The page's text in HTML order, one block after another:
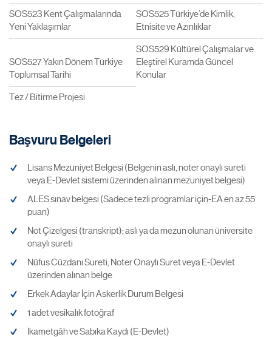
SOS523 Kent Çalışmalarında
Yeni Yaklaşımlar
SOS525 Türkiye’de Kimlik,
Etnisite ve Azınlıklar
SOS527 Yakın Dönem Türkiye
Toplumsal Tarihi
SOS529 Kültürel Çalışmalar ve
Eleştirel Kuramda Güncel
Konular
Tez / Bitirme Projesi
Başvuru Belgeleri
Lisans Mezuniyet Belgesi (Belgenin aslı, noter onaylı sureti
veya E-Devlet sistemi üzerinden alınan mezuniyet belgesi)
ALES sınav belgesi (Sadece tezli programlar için-EA en az 55
puan)
Not Çizelgesi (transkript); aslı ya da mezun olunan üniversite
onaylı sureti
Nüfus Cüzdanı Sureti, Noter Onaylı Suret veya E-Devlet
üzerinden alınan belge
Erkek Adaylar İçin Askerlik Durum Belgesi
1 adet vesikalık fotoğraf
İkametgâh ve Sabıka Kaydı (E-Devlet)